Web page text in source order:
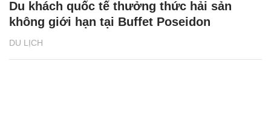
DU LỊCH
Du khách quốc tế thưởng thức hải sản
không giới hạn tại Buffet Poseidon